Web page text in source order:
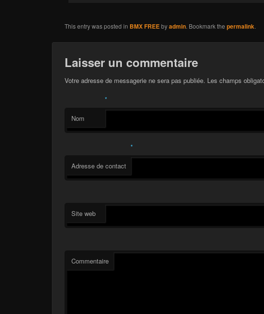
This entry was posted in BMX FREEbyadmin. Bookmark the permalink.
Laisser un commentaire
Votre adresse de messagerie ne sera pas publiée. Les champs
Nom
*
Adresse de contact
*
Site web
Commentaire